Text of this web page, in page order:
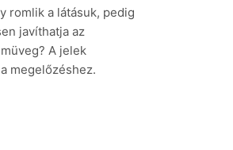
romlik a látásuk, pedig
javíthatja az
A jelek
megelőzéshez.